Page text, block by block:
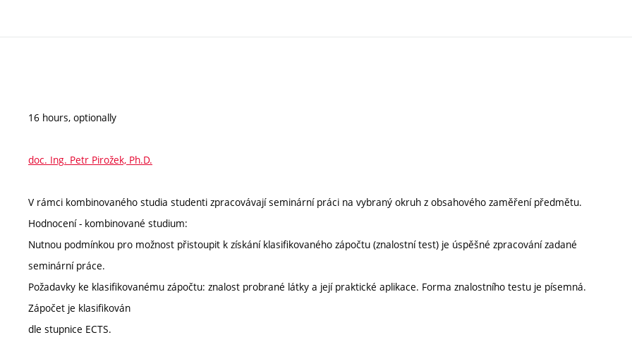
16 hours, optionally
doc. Ing. Petr Pirožek, Ph.D.
V rámci kombinovaného studia studenti zpracovávají seminární práci na vybraný okruh z obsahového zaměření předmětu.
Hodnocení - kombinované studium:
Nutnou podmínkou pro možnost přistoupit k získání klasifikovaného zápočtu (znalostní test) je úspěšné zpracování zadané
seminární práce.
Požadavky ke klasifikovanému zápočtu: znalost probrané látky a její praktické aplikace. Forma znalostního testu je písemná.
Zápočet je klasifikován
dle stupnice ECTS.